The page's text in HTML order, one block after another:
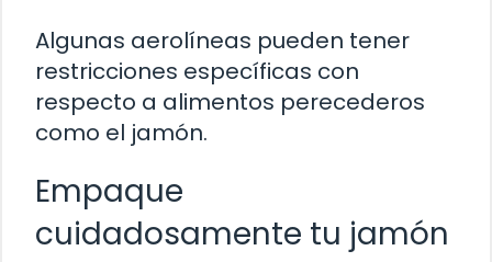
Algunas aerolíneas pueden tener
restricciones específicas con
respecto a alimentos perecederos
como el jamón.
Empaque
cuidadosamente tu jamón